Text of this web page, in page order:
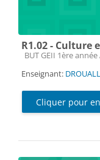
R1.02 - Culture
Catégorie de cours
BUT GEII 1ère année
Enseignant:
Cliquer pour